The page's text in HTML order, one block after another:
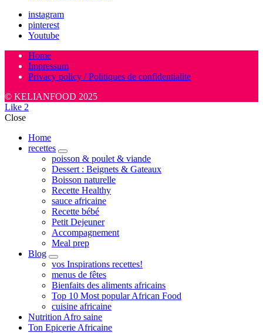
instagram
pinterest
Youtube
Home
Impressum
Privacy policy / Politiques de confidentialite
© KELIANFOOD 2025
Like 2
Close
Home
recettes
expand
child
menu
poisson & poulet & viande
Dessert : Beignets & Gateaux
Boisson naturelle
Recette Healthy
sauce africaine
Recette bébé
Petit Dejeuner
Accompagnement
Meal prep
Blog
expand
child
menu
vos Inspirations recettes!
menus de fêtes
Bienfaits des aliments africains
Top 10 Most popular African Food
cuisine africaine
Nutrition Afro saine
Ton Epicerie Africaine